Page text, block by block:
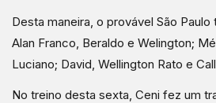
Desta maneira, o provável São Paulo
Alan Franco, Beraldo e Welington;
Luciano; David, Wellington Rato e
No treino desta sexta, Ceni fez um